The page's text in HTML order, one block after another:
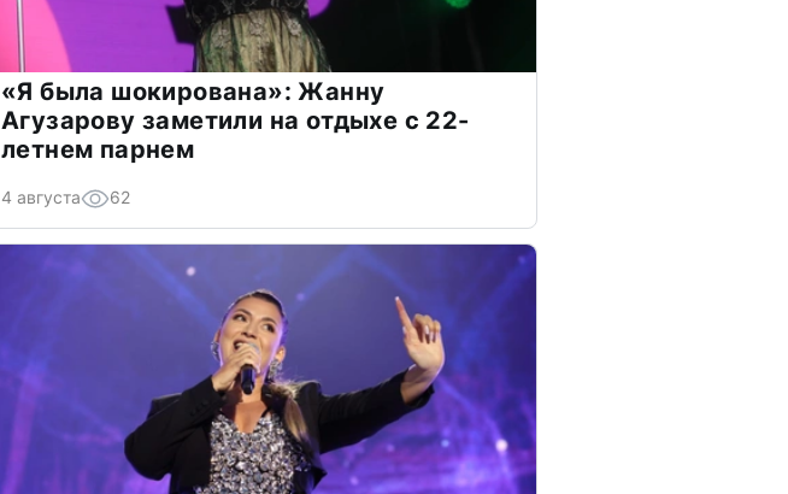
«Я была шокирована»: Жанну
Агузарову заметили на отдыхе с 22-
летнем парнем
4 августа 62